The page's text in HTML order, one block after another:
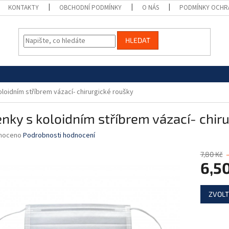
KONTAKTY OBCHODNÍ PODMÍNKY O NÁS PODMÍNKY
HLEDAT
stříbrem vázací- chirurgické roušky
s koloidním stříbrem vázací-
Podrobnosti hodnocení
7,80 Kč
Měrná
cena: